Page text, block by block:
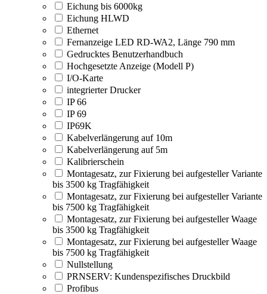
Eichung bis 6000kg
Eichung HLWD
Ethernet
Fernanzeige LED RD-WA2, Länge 790 mm
Gedrucktes Benutzerhandbuch
Hochgesetzte Anzeige (Modell P)
I/O-Karte
integrierter Drucker
IP 66
IP 69
IP69K
Kabelverlängerung auf 10m
Kabelverlängerung auf 5m
Kalibrierschein
Montagesatz, zur Fixierung bei aufgesteller Variante
bis 3500 kg Tragfähigkeit
Montagesatz, zur Fixierung bei aufgesteller Variante
bis 7500 kg Tragfähigkeit
Montagesatz, zur Fixierung bei aufgesteller Waage
bis 3500 kg Tragfähigkeit
Montagesatz, zur Fixierung bei aufgesteller Waage
bis 7500 kg Tragfähigkeit
Nullstellung
PRNSERV: Kundenspezifisches Druckbild
Profibus